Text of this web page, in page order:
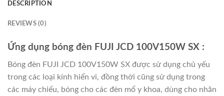
DESCRIPTION
REVIEWS (0)
Ứng dụng bóng đèn FUJI JCD 100V150W SX :
Bóng đèn FUJI JCD 100V150W SX được sử dụng chủ yếu
trong các loại kính hiển vi, đồng thời cũng sử dụng trong
các máy chiếu, bóng cho các đèn mổ y khoa, dùng cho nhãn